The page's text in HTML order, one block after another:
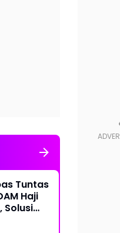
Tuntas
Haji
Solusi